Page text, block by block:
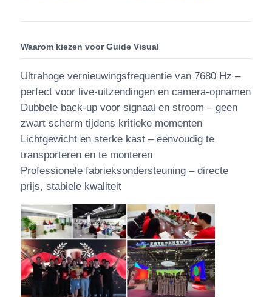
Waarom kiezen voor Guide Visual
Ultrahoge vernieuwingsfrequentie van 7680 Hz –
perfect voor live-uitzendingen en camera-opnamen
Dubbele back-up voor signaal en stroom – geen
zwart scherm tijdens kritieke momenten
Lichtgewicht en sterke kast – eenvoudig te
transporteren en te monteren
Professionele fabrieksondersteuning – directe
prijs, stabiele kwaliteit